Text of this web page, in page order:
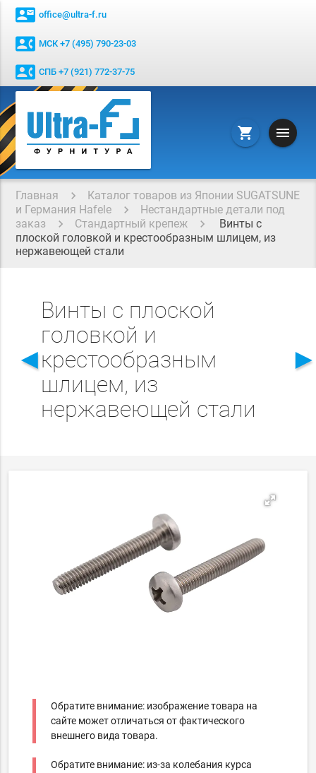
contact_mail office@ultra-f.ru
contact_phone МСК +7 (495) 790-23-03
contact_phone СПБ +7 (921) 772-37-75
shopping_cart menu
Главная
Каталог товаров из Японии SUGATSUNE
и Германия Hafele
Нестандартные детали под
заказ
Стандартный крепеж
Винты с
плоской головкой и крестообразным шлицем, из
нержавеющей стали
◄
Винты с плоской
головкой и
крестообразным
шлицем, из
нержавеющей стали
Обратите внимание: изображение товара на
сайте может отличаться от фактического
внешнего вида товара.
Обратите внимание: из-за колебания курса